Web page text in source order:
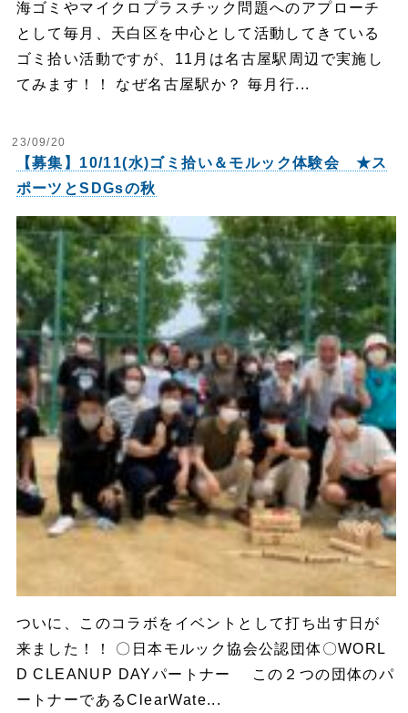
海ゴミやマイクロプラスチック問題へのアプローチ
として毎月、天白区を中心として活動してきている
ゴミ拾い活動ですが、11月は名古屋駅周辺で実施し
てみます！！ なぜ名古屋駅か？ 毎月行...
23/09/20
【募集】10/11(水)ゴミ拾い＆モルック体験会 ★ス
ポーツとSDGsの秋
ついに、このコラボをイベントとして打ち出す日が
来ました！！ 〇日本モルック協会公認団体〇WORL
D CLEANUP DAYパートナー この２つの団体のパ
ートナーであるClearWate...